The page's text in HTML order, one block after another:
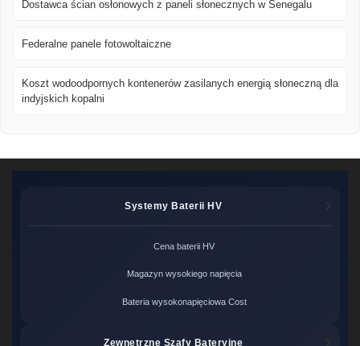
Dostawca ścian osłonowych z paneli słonecznych w Senegalu
Federalne panele fotowoltaiczne
Koszt wodoodpornych kontenerów zasilanych energią słoneczną dla
indyjskich kopalni
Systemy Baterii HV
Cena baterii HV
Magazyn wysokiego napięcia
Bateria wysokonapięciowa Cost
Zewnętrzne Szafy Bateryjne